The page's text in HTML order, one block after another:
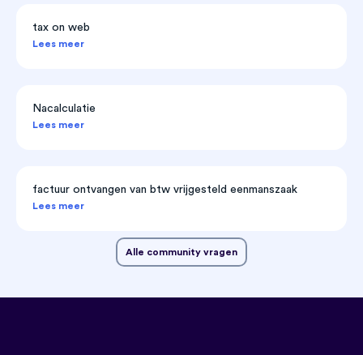
tax on web
Lees meer
Nacalculatie
Lees meer
factuur ontvangen van btw vrijgesteld eenmanszaak
Lees meer
Alle community vragen